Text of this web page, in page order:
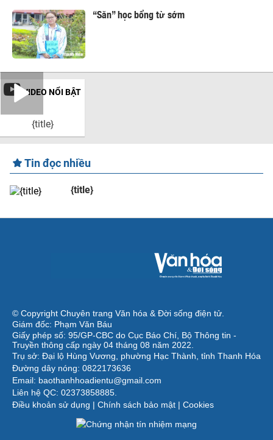
“Săn” học bổng từ sớm
VIDEO NỔI BẬT
{title}
Tin đọc nhiều
{title}
© Copyright Chuyên trang Văn hóa & Đời sống điện tử.
Giám đốc: Phạm Văn Báu
Giấy phép số: 95/GP-CBC do Cục Báo Chí, Bộ Thông tin -
Truyền thông cấp ngày 04 tháng 08 năm 2022.
Trụ sở: Đại lộ Hùng Vương, phường Hạc Thành, tỉnh Thanh Hóa
Đường dây nóng: 0822173636
Email: baothanhhoadientu@gmail.com
Liên hệ QC: 02373858885.
Điều khoản sử dụng | Chính sách bảo mật | Cookies